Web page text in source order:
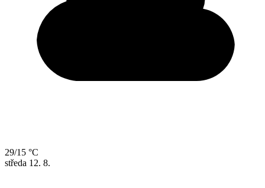
29/15 °C
středa 12. 8.